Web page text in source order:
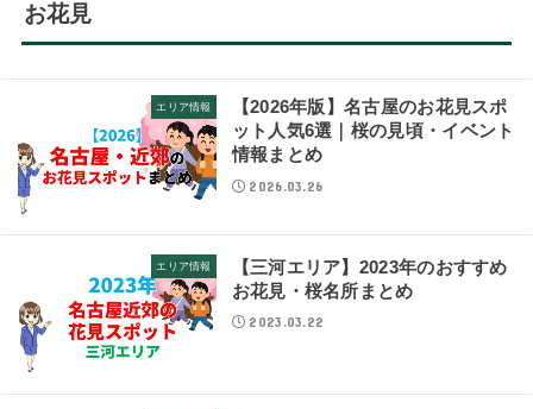
お花見
エリア情報
【2026年版】名古屋のお花見スポ
ット人気6選｜桜の見頃・イベント
情報まとめ
2026.03.26
エリア情報
【三河エリア】2023年のおすすめ
お花見・桜名所まとめ
2023.03.22